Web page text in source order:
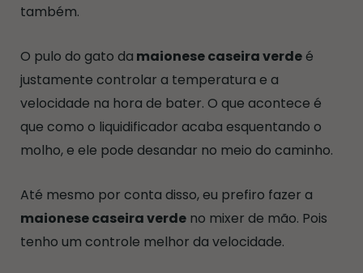
também.
O pulo do gato da maionese caseira verdeé
justamente controlar a temperatura e a
velocidade na hora de bater. O que acontece é
que como o liquidificador acaba esquentando o
molho, e ele pode desandar no meio do caminho.
Até mesmo por conta disso, eu prefiro fazer a
maionese caseira verde no mixer de mão. Pois
tenho um controle melhor da velocidade.